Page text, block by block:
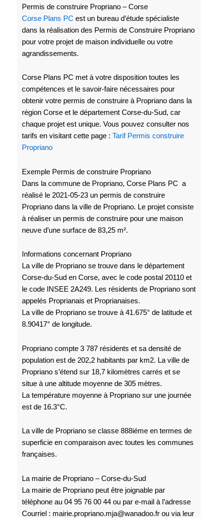
Permis de construire Propriano – Corse
Corse Plans PC est un bureau d’étude spécialiste
dans la réalisation des Permis de Construire Propriano
pour votre projet de maison individuelle ou votre
agrandissements.
Corse Plans PC met à votre disposition toutes les
compétences et le savoir-faire nécessaires pour
obtenir votre permis de construire à Propriano dans la
région Corse et le département Corse-du-Sud, car
chaque projet est unique. Vous pouvez consulter nos
tarifs en visitant cette page : Tarif Permis construire
Propriano
Exemple Permis de construire Propriano
Dans la commune de Propriano, Corse Plans PC a
réalisé le 2021-05-23 un permis de construire
Propriano dans la ville de Propriano. Le projet consiste
à réaliser un permis de construire pour une maison
neuve d’une surface de 83,25 m².
Informations concernant Propriano
La ville de Propriano se trouve dans le département
Corse-du-Sud en Corse, avec le code postal 20110 et
le code INSEE 2A249. Les résidents de Propriano sont
appelés Proprianais et Proprianaises.
La ville de Propriano se trouve à 41.675° de latitude et
8.90417° de longitude.
Propriano compte 3 787 résidents et sa densité de
population est de 202,2 habitants par km2. La ville de
Propriano s’étend sur 18,7 kilomètres carrés et se
situe à une altitude moyenne de 305 mètres.
La température moyenne à Propriano sur une journée
est de 16.3°C.
La ville de Propriano se classe 888iéme en termes de
superficie en comparaison avec toutes les communes
françaises.
La mairie de Propriano – Corse-du-Sud
La mairie de Propriano peut être joignable par
téléphone au 04 95 76 00 44 ou par e-mail à l’adresse
Courriel : mairie.propriano.mja@wanadoo.fr ou via leur